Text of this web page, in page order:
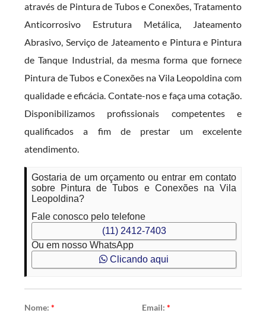
através de Pintura de Tubos e Conexões, Tratamento
Anticorrosivo Estrutura Metálica, Jateamento
Abrasivo, Serviço de Jateamento e Pintura e Pintura
de Tanque Industrial, da mesma forma que fornece
Pintura de Tubos e Conexões na Vila Leopoldina com
qualidade e eficácia. Contate-nos e faça uma cotação.
Disponibilizamos profissionais competentes e
qualificados a fim de prestar um excelente
atendimento.
Gostaria de um orçamento ou entrar em contato
sobre Pintura de Tubos e Conexões na Vila
Leopoldina?
Fale conosco pelo telefone
(11) 2412-7403
Ou em nosso WhatsApp
Clicando aqui
Nome:* Email: *